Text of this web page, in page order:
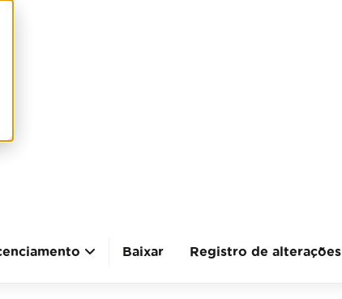
Baixar Registro de alterações